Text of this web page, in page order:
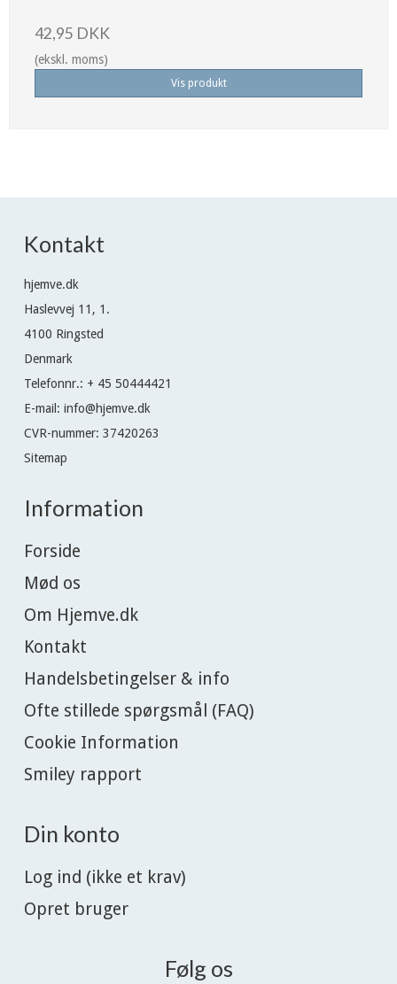
42,95 DKK
(ekskl. moms)
Vis produkt
Kontakt
hjemve.dk
Haslevvej 11, 1.
4100 Ringsted
Denmark
Telefonnr.: + 45 50444421
E-mail: info@hjemve.dk
CVR-nummer: 37420263
Sitemap
Information
Forside
Mød os
Om Hjemve.dk
Kontakt
Handelsbetingelser & info
Ofte stillede spørgsmål (FAQ)
Cookie Information
Smiley rapport
Din konto
Log ind (ikke et krav)
Opret bruger
Følg os